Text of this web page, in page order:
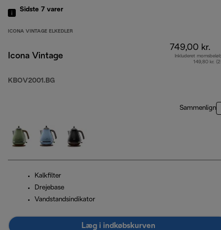
Sidste 7 varer
ICONA VINTAGE ELKEDLER
Icona Vintage
KBOV2001.BG
749,00 kr.
Inkluderet
149,80 kr.
Sammenlign
Kalkfilter
Drejebase
Vandstandsindikator
Læg i indkøbskurven